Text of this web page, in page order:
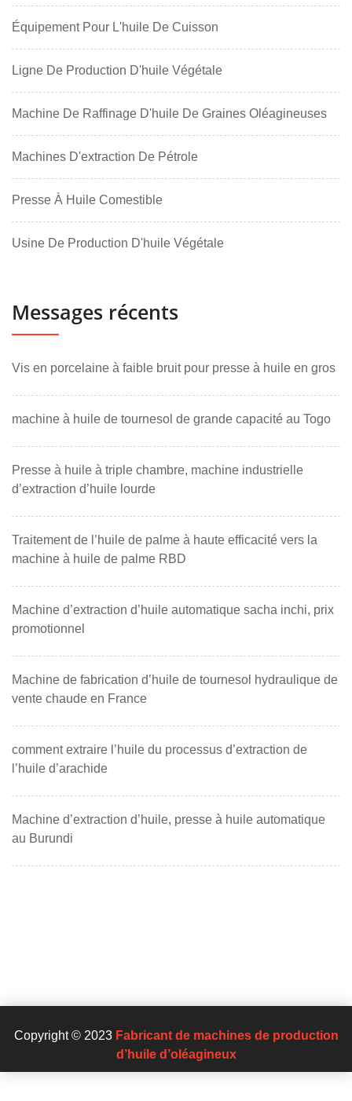
Équipement Pour L'huile De Cuisson
Ligne De Production D'huile Végétale
Machine De Raffinage D'huile De Graines Oléagineuses
Machines D'extraction De Pétrole
Presse À Huile Comestible
Usine De Production D'huile Végétale
Messages récents
Vis en porcelaine à faible bruit pour presse à huile en gros
machine à huile de tournesol de grande capacité au Togo
Presse à huile à triple chambre, machine industrielle
d’extraction d’huile lourde
Traitement de l’huile de palme à haute efficacité vers la
machine à huile de palme RBD
Machine d’extraction d’huile automatique sacha inchi, prix
promotionnel
Machine de fabrication d’huile de tournesol hydraulique de
vente chaude en France
comment extraire l’huile du processus d’extraction de
l’huile d’arachide
Machine d’extraction d’huile, presse à huile automatique
au Burundi
Copyright © 2023 Fabricant de machines de production
d’huile d’oléagineux